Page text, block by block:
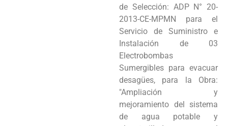
Intranet
de Selección: ADP N° 20-
2013-CE-MPMN para el
Servicio de Suministro e
Instalación de 03
Electrobombas
Sumergibles para evacuar
desagües, para la Obra:
"Ampliación y
mejoramiento del sistema
de agua potable y